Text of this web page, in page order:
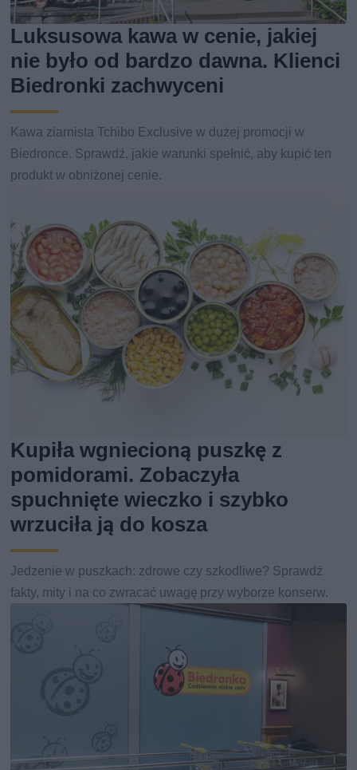
Luksusowa kawa w cenie, jakiej
nie było od bardzo dawna. Klienci
Biedronki zachwyceni
Kawa ziarnista Tchibo Exclusive w dużej promocji w
Biedronce. Sprawdź, jakie warunki spełnić, aby kupić ten
produkt w obniżonej cenie.
Kupiła wgniecioną puszkę z
pomidorami. Zobaczyła
spuchnięte wieczko i szybko
wrzuciła ją do kosza
Jedzenie w puszkach: zdrowe czy szkodliwe? Sprawdź
fakty, mity i na co zwracać uwagę przy wyborze konserw.